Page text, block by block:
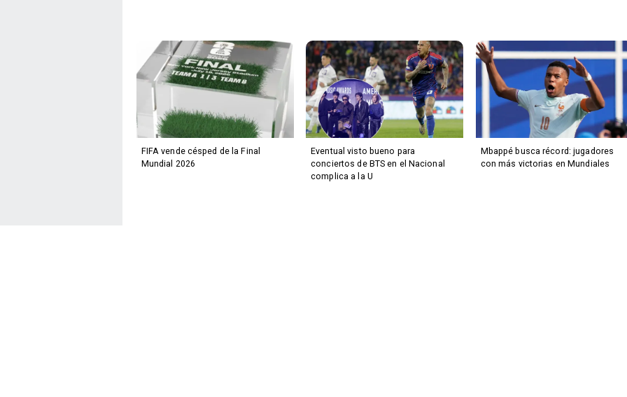
FIFA vende césped de la Final
Mundial 2026
Eventual visto bueno para
conciertos de BTS en el Nacional
complica a la U
Mbappé busca récord: jugadores
con más victorias en Mundiales